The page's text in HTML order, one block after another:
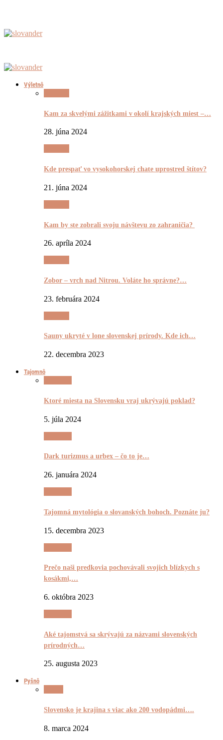
Výletnô
Kam za skvelými zážitkami v okolí krajských miest –…
28. júna 2024
Kde prespať vo vysokohorskej chate uprostred štítov?
21. júna 2024
Kam by ste zobrali svoju návštevu zo zahraničia?
26. apríla 2024
Zobor – vrch nad Nitrou. Voláte ho správne?…
23. februára 2024
Sauny ukryté v lone slovenskej prírody. Kde ich…
22. decembra 2023
Tajomnô
Ktoré miesta na Slovensku vraj ukrývajú poklad?
5. júla 2024
Dark turizmus a urbex – čo to je…
26. januára 2024
Tajomná mytológia o slovanských bohoch. Poznáte ju?
15. decembra 2023
Prečo naši predkovia pochovávali svojich blízkych s
kosákmi,…
6. októbra 2023
Aké tajomstvá sa skrývajú za názvami slovenských
prírodných…
25. augusta 2023
Pyšnô
Slovensko je krajina s viac ako 200 vodopádmi….
8. marca 2024